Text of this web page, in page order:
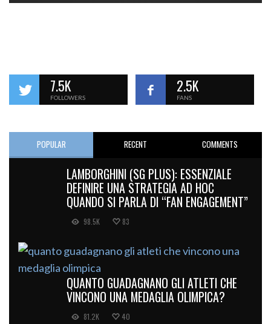
7.5K
FOLLOWERS
2.5K
FANS
POPULAR RECENT COMMENTS
LAMBORGHINI (SG PLUS): ESSENZIALE
DEFINIRE UNA STRATEGIA AD HOC
QUANDO SI PARLA DI “FAN ENGAGEMENT”
98.5K 83
QUANTO GUADAGNANO GLI ATLETI CHE
VINCONO UNA MEDAGLIA OLIMPICA?
81.2K 40